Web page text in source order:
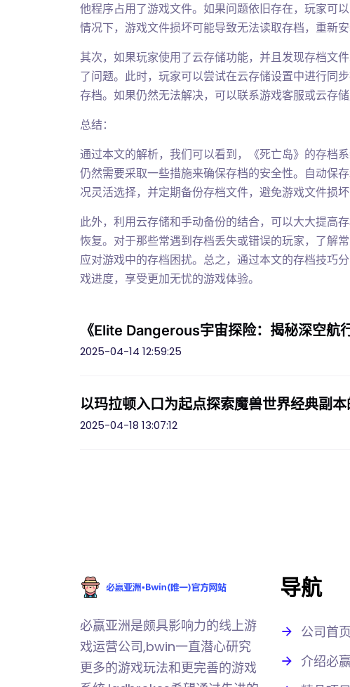
他程序占用了游戏文件。如果问题依旧存在，玩家可
情况下，游戏文件损坏可能导致无法读取存档，重新
其次，如果玩家使用了云存储功能，并且发现存档文
了问题。此时，玩家可以尝试在云存储设置中进行同
存档。如果仍然无法解决，可以联系游戏客服或云存
总结：
通过本文的解析，我们可以看到，《死亡岛》的存档
仍然需要采取一些措施来确保存档的安全性。自动保
况灵活选择，并定期备份存档文件，避免游戏文件损坏
此外，利用云存储和手动备份的结合，可以大大提高
恢复。对于那些常遇到存档丢失或错误的玩家，了解
应对游戏中的存档困扰。总之，通过本文的存档技巧
戏进度，享受更加无忧的游戏体验。
《Elite Dangerous宇宙探险：揭秘深空航
2025-04-14 12:59:25
以玛拉顿入口为起点探索魔兽世界经典副
2025-04-18 13:07:12
必赢亚洲是颇具影响力的线上游
戏运营公司,bwin一直潜心研究
更多的游戏玩法和更完善的游戏
导航
公司首页
介绍必